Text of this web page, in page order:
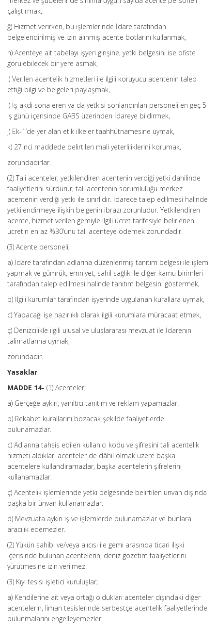
çalıştırmak,
ğ) Hizmet verirken, bu işlemlerinde İdare tarafından
belgelendirilmiş ve izin alınmış acente botlarını kullanmak,
h) Acenteye ait tabelayı işyeri girişine, yetki belgesini ise ofiste
görülebilecek bir yere asmak,
ı) Verilen acentelik hizmetleri ile ilgili koruyucu acentenin talep
ettiği bilgi ve belgeleri paylaşmak,
i) İş akdi sona eren ya da yetkisi sonlandırılan personeli en geç 5
iş günü içerisinde GABS üzerinden İdareye bildirmek,
j) Ek-1’de yer alan etik ilkeler taahhütnamesine uymak,
k) 27 nci maddede belirtilen mali yeterliliklerini korumak,
zorundadırlar.
(2) Tali acenteler; yetkilendiren acentenin verdiği yetki dahilinde
faaliyetlerini sürdürür, tali acentenin sorumluluğu merkez
acentenin verdiği yetki ile sınırlıdır. İdarece talep edilmesi halinde
yetkilendirmeye ilişkin belgenin ibrazı zorunludur. Yetkilendiren
acente, hizmet verilen gemiyle ilgili ücret tarifesiyle belirlenen
ücretin en az %30’unu tali acenteye ödemek zorundadır.
(3) Acente personeli;
a) İdare tarafından adlarına düzenlenmiş tanıtım belgesi ile işlem
yapmak ve gümrük, emniyet, sahil sağlık ile diğer kamu birimleri
tarafından talep edilmesi halinde tanıtım belgesini göstermek,
b) İlgili kurumlar tarafından işyerinde uygulanan kurallara uymak,
c) Yapacağı işe hazırlıklı olarak ilgili kurumlara müracaat etmek,
ç) Denizcilikle ilgili ulusal ve uluslararası mevzuat ile İdarenin
talimatlarına uymak,
zorundadır.
Yasaklar
MADDE 14- (1) Acenteler;
a) Gerçeğe aykırı, yanıltıcı tanıtım ve reklam yapamazlar.
b) Rekabet kurallarını bozacak şekilde faaliyetlerde
bulunamazlar.
c) Adlarına tahsis edilen kullanıcı kodu ve şifresini tali acentelik
hizmeti aldıkları acenteler de dâhil olmak üzere başka
acentelere kullandıramazlar, başka acentelerin şifrelerini
kullanamazlar.
ç) Acentelik işlemlerinde yetki belgesinde belirtilen ünvan dışında
başka bir ünvan kullanamazlar.
d) Mevzuata aykırı iş ve işlemlerde bulunamazlar ve bunlara
aracılık edemezler.
(2) Yükün sahibi ve/veya alıcısı ile gemi arasında ticari ilişki
içerisinde bulunan acentelerin, deniz gözetim faaliyetlerini
yürütmesine izin verilmez.
(3) Kıyı tesisi işletici kuruluşlar;
a) Kendilerine ait veya ortağı oldukları acenteler dışındaki diğer
acentelerin, liman tesislerinde serbestçe acentelik faaliyetlerinde
bulunmalarını engelleyemezler.